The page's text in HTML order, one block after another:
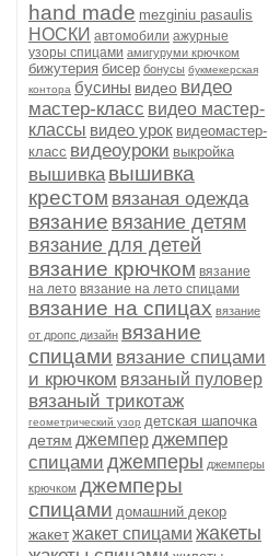
hand made mezginiu pasaulis
НОСКИ автомобили ажурные
узоры спицами амигуруми крючком
бижутерия бисер бонусы букмекерская
контора бусины видео видео
мастер-класс видео мастер-
классы видео урок видеомастер-
класс видеоуроки выкройка
вышивка вышивка
крестом вязаная одежда
вязание вязание детям
вязание для детей
вязание крючком вязание
на лето вязание на лето спицами
вязание на спицах вязание
от дропс дизайн вязание
спицами вязание спицами
и крючком вязаный пуловер
вязаный трикотаж
геометрический узор детская шапочка
детям джемперджемпер
спицами джемперы джемперы
крючком джемперы
спицами домашний декор
жакетжакет спицами жакеты